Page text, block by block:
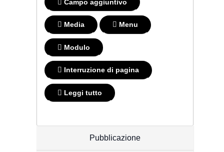
Campo aggiuntivo
Media Menu
Modulo
Interruzione di pagina
Leggi tutto
Pubblicazione